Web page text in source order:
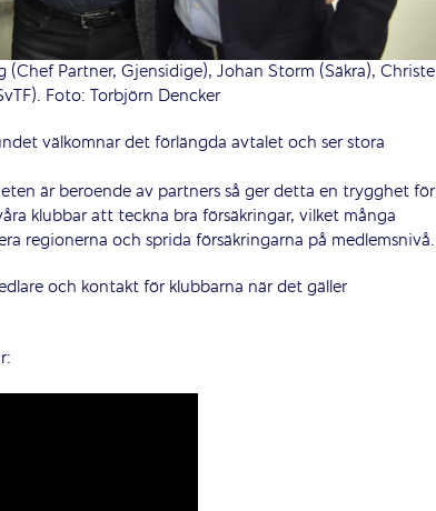
(Chef Partner, Gjensidige), Johan Storm (Säkra),
Foto: Torbjörn Dencker
välkomnar det förlängda avtalet och ser stora
är beroende av partners så ger detta en trygghet för
klubbar att teckna bra försäkringar, vilket många
regionerna och sprida försäkringarna på medlemsnivå.
och kontakt för klubbarna när det gäller